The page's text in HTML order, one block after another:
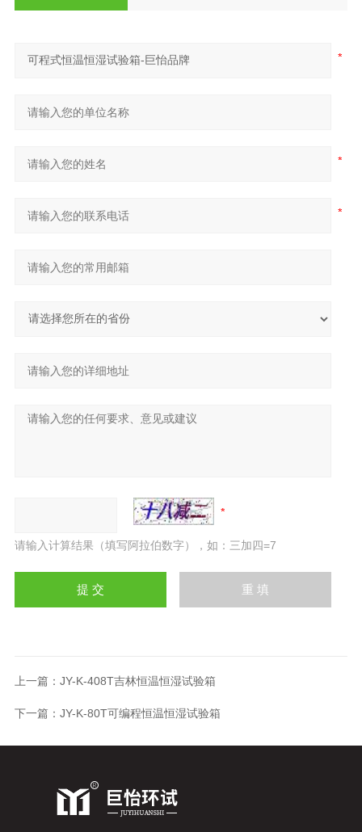
请输入计算结果（填写阿拉伯数字），如：三加四=7
上一篇： JY-K-408T吉林恒温恒湿试验箱
下一篇： JY-K-80T可编程恒温恒湿试验箱